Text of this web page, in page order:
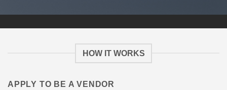
HOW IT WORKS
APPLY TO BE A VENDOR